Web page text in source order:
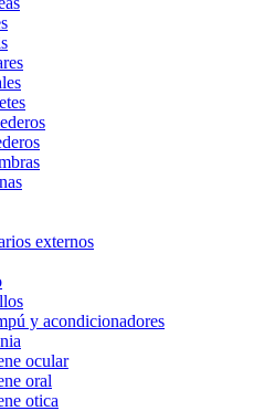
externos
y acondicionadores
ocular
oral
otica